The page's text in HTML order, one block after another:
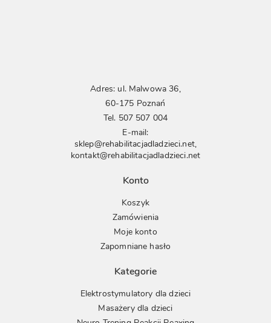
Adres: ul. Malwowa 36,
60-175 Poznań
Tel. 507 507 004
E-mail:
sklep@rehabilitacjadladzieci.net,
kontakt@rehabilitacjadladzieci.net
Konto
Koszyk
Zamówienia
Moje konto
Zapomniane hasło
Kategorie
Elektrostymulatory dla dzieci
Masażery dla dzieci